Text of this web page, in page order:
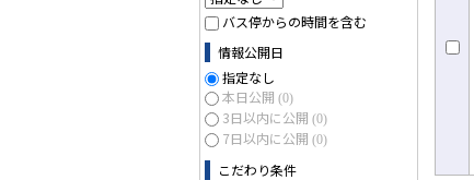
バス停からの時間を含む
情報公開日
指定なし
本日公開 (0)
3日以内に公開 (0)
7日以内に公開 (0)
こだわり条件